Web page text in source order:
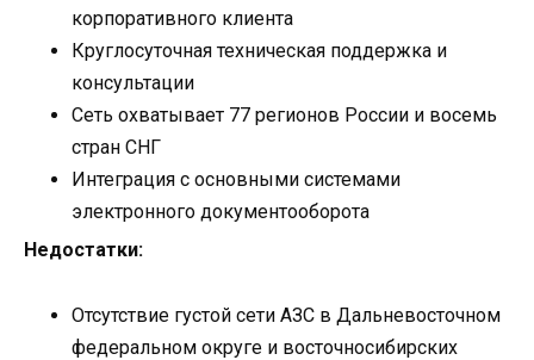
корпоративного клиента
Круглосуточная техническая поддержка и
консультации
Сеть охватывает 77 регионов России и восемь
стран СНГ
Интеграция с основными системами
электронного документооборота
Недостатки:
Отсутствие густой сети АЗС в Дальневосточном
федеральном округе и восточносибирских